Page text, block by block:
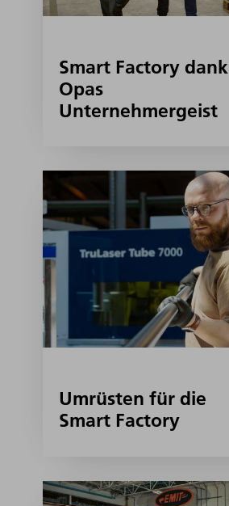
Smart Factory dank
Opas
Unternehmergeist
Umrüsten für die
Smart Factory